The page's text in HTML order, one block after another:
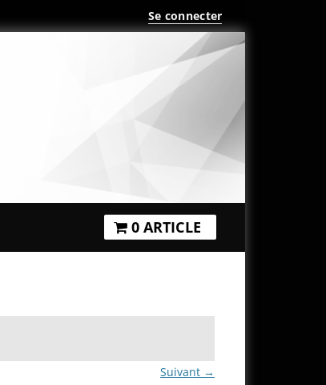
Se connecter
0 ARTICLE
Suivant →